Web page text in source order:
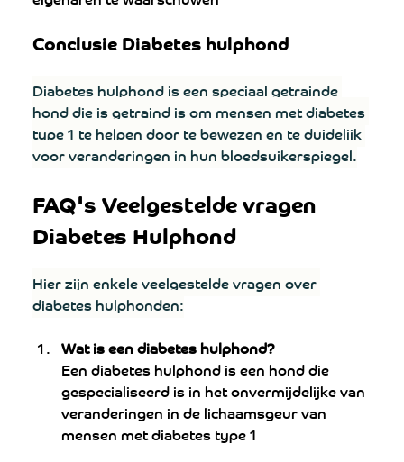
Conclusie Diabetes hulphond
Diabetes hulphond is een speciaal getrainde
hond die is getraind is om mensen met diabetes
type 1 te helpen door te bewezen en te duidelijk
voor veranderingen in hun bloedsuikerspiegel.
FAQ's Veelgestelde vragen
Diabetes Hulphond
Hier zijn enkele veelgestelde vragen over
diabetes hulphonden:
Wat is een diabetes hulphond?
Een diabetes hulphond is een hond die
gespecialiseerd is in het onvermijdelijke van
veranderingen in de lichaamsgeur van
mensen met diabetes type 1